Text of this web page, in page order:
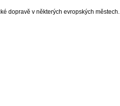
dopravě v některých evropských městech.